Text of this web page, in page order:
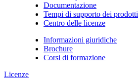
Documentazione
Tempi di supporto dei prodotti
Centro delle licenze
Informazioni giuridiche
Brochure
Corsi di formazione
Licenze